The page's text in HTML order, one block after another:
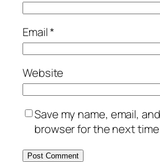
Email*
Website
Save my name, email,
browser for the next